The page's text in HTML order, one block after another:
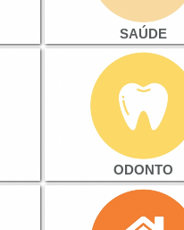
SAÚDE
ODONTO